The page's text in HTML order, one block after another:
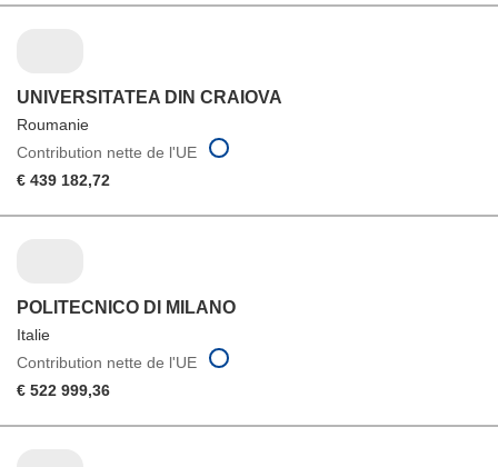
UNIVERSITATEA DIN CRAIOVA
Roumanie
Contribution nette de l'UE
€ 439 182,72
POLITECNICO DI MILANO
Italie
Contribution nette de l'UE
€ 522 999,36